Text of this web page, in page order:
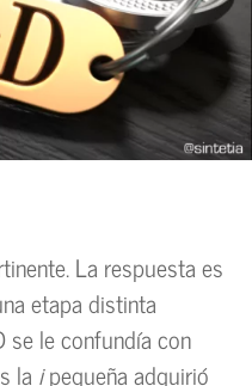
La respuesta es
etapa distinta
se le confundía con
la ipequeña adquirió